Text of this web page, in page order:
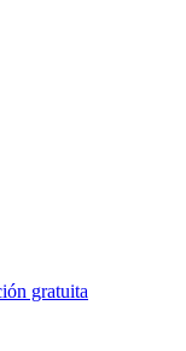
gratuita